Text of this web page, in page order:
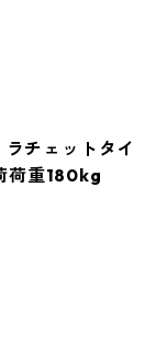
チェットタイ
荷重180kg